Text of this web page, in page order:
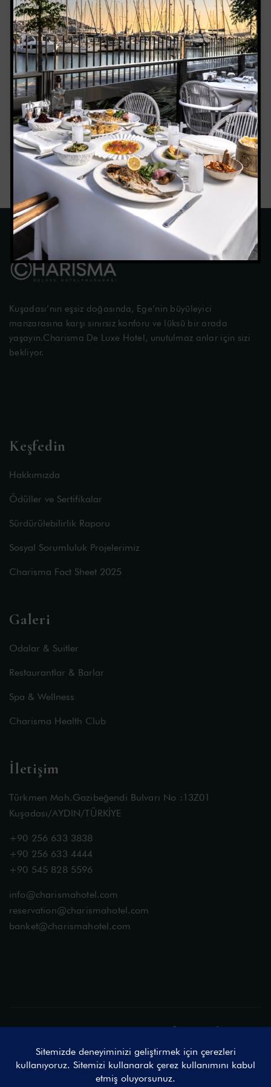
Charides Seafood Restaurant Kusadasi Farm
Kusadasi Honeymoon Kusadasi Riding
Kusadasi Where to Visit Kuşadası Hotel
Kuşadası Lezzet Durağı Kuşadası Organik Tarım
Kuşadası Seyahat Rehberi Kuşadası Tatil Rotası
Kuşadası’nın eşsiz doğasında, Ege’nin büyüleyici
manzarasına karşı sınırsız konforu ve lüksü bir arada
yaşayın.Charisma De Luxe Hotel, unutulmaz anlar için sizi
bekliyor.
Keşfedin
Hakkımızda
Ödüller ve Sertifikalar
Sürdürülebilirlik Raporu
Sosyal Sorumluluk Projelerimiz
Charisma Fact Sheet 2025
Galeri
Odalar & Suitler
Restaurantlar & Barlar
Spa & Wellness
Charisma Health Club
İletişim
Türkmen Mah.Gazibeğendi Bulvarı No :13Z01
Kuşadası/AYDIN/TÜRKİYE
+90 256 633 3838
+90 256 633 4444
+90 545 828 5596
info@charismahotel.com
reservation@charismahotel.com
banket@charismahotel.com
© 2025 Charisma De Luxe Hotel by Vireo & ProjectAd, Tüm Hakları
Saklıdır.